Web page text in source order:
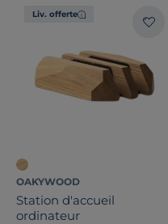
Liv. offerte
OAKYWOOD
Station d'accueil
ordinateur